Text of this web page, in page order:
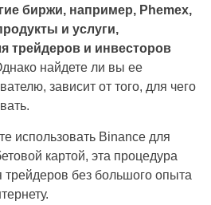
биржи, например, Phemex,
и услуги,
трейдеров и инвесторов
найдете ли вы ее
зависит от того, для чего
использовать Binance для
картой, эта процедура
трейдеров без большого опыта